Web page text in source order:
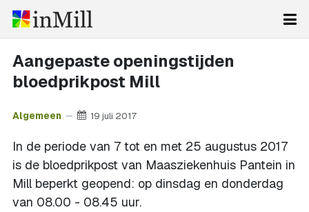
Aangepaste openingstijden
bloedprikpost Mill
Algemeen 19 juli 2017
In de periode van 7 tot en met 25 augustus 2017
is de bloedprikpost van Maasziekenhuis Pantein in
Mill beperkt geopend: op dinsdag en donderdag
van 08.00 - 08.45 uur.